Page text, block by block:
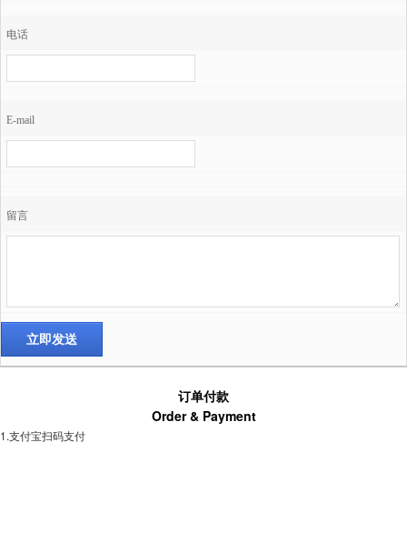
电话
E-mail
留言
订单付款
Order & Payment
1.支付宝扫码支付